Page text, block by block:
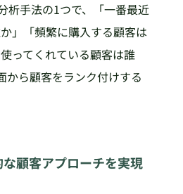
析手法の1つで、「一番最近
」「頻繁に購入する顧客は
ってくれている顧客は誰
から顧客をランク付けする
顧客アプローチを実現